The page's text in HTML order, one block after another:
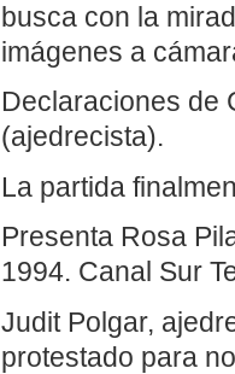
busca con la
imágenes a
Declaraciones de
(ajedrecista).
La partida
Presenta Rosa
1994. Canal Sur
Judit Polgar,
protestado para